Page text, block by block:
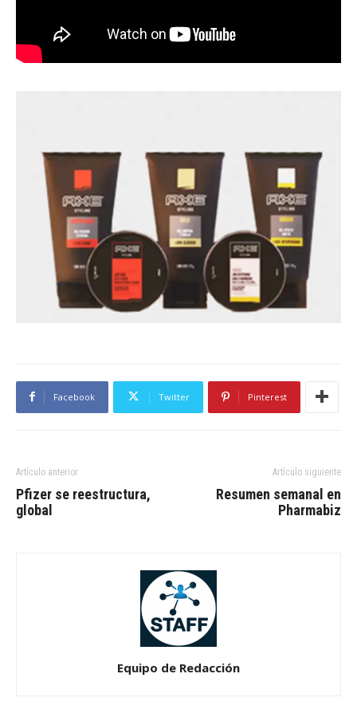
Facebook Twitter Pinterest
Artículo anterior
Pfizer se reestructura,
global
Artículo siguiente
Resumen semanal en
Pharmabiz
Equipo de Redacción